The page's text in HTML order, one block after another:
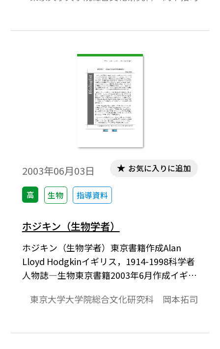
取得，後にライプツィヒに移り医療実践を
経についての比較解剖学の論文で教授資格
を取得。1818年にライプツィヒ大学の比較
解剖学の員外教授，1821年に解剖学と生理
学の員外教授になった（1840年に正教授
に）。生理学教授としては1866年まで，解
剖学教授としては1871年まで大学に留まっ
2003年06月03日
高 生物 指導資料
お気に入りに追加
ホジキン（生物学者）
ホジキン（生物学者）東京書籍作成Alan
Lloyd Hodgkinイギリス，1914-1998科学者
人物誌―生物東京書籍2003年6月作成イギリ
フォードシャー州バンバリーに生まれる。
カレジで学ぶ。祖父とおじが歴史家であっ
東京大学大学院総合文化研究科 岡本拓司